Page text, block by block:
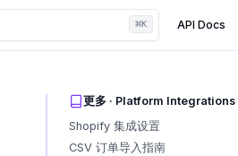
⌘K API Docs
更多 · Platform Integrations
Shopify 集成设置
CSV 订单导入指南